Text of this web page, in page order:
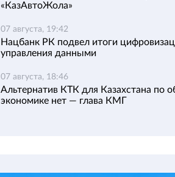
«КазАвтоЖола»
07 августа, 19:42
Нацбанк РК подвел итоги
управления данными
07 августа, 18:46
Альтернатив КТК для Казахстана по
экономике нет — глава КМГ